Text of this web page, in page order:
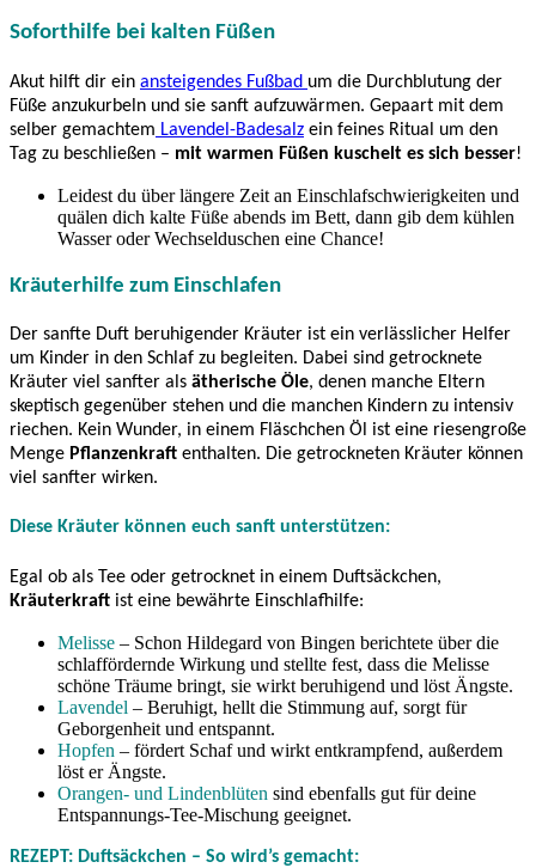
Soforthilfe bei kalten Füßen
Akut hilft dir ein ansteigendes Fußbad um die Durchblutung der
Füße anzukurbeln und sie sanft aufzuwärmen. Gepaart mit dem
selber gemachtem Lavendel-Badesalz ein feines Ritual um den
Tag zu beschließen – mit warmen Füßen kuschelt es sich besser!
Leidest du über längere Zeit an Einschlafschwierigkeiten und
quälen dich kalte Füße abends im Bett, dann gib dem kühlen
Wasser oder Wechselduschen eine Chance!
Kräuterhilfe zum Einschlafen
Der sanfte Duft beruhigender Kräuter ist ein verlässlicher Helfer
um Kinder in den Schlaf zu begleiten. Dabei sind getrocknete
Kräuter viel sanfter als ätherische Öle, denen manche Eltern
skeptisch gegenüber stehen und die manchen Kindern zu intensiv
riechen. Kein Wunder, in einem Fläschchen Öl ist eine riesengroße
Menge Pflanzenkraft enthalten. Die getrockneten Kräuter können
viel sanfter wirken.
Diese Kräuter können euch sanft unterstützen:
Egal ob als Tee oder getrocknet in einem Duftsäckchen,
Kräuterkraft ist eine bewährte Einschlafhilfe:
Melisse – Schon Hildegard von Bingen berichtete über die
schlaffördernde Wirkung und stellte fest, dass die Melisse
schöne Träume bringt, sie wirkt beruhigend und löst Ängste.
Lavendel – Beruhigt, hellt die Stimmung auf, sorgt für
Geborgenheit und entspannt.
Hopfen – fördert Schaf und wirkt entkrampfend, außerdem
löst er Ängste.
Orangen- und Lindenblüten sind ebenfalls gut für deine
Entspannungs-Tee-Mischung geeignet.
REZEPT: Duftsäckchen – So wird’s gemacht: